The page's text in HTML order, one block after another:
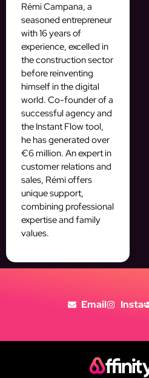
Rémi Campana, a
seasoned entrepreneur
with 16 years of
experience, excelled in
the construction sector
before reinventing
himself in the digital
world. Co-founder of a
successful agency and
the Instant Flow tool,
he has generated over
€6 million. An expert in
customer relations and
sales, Rémi offers
unique support,
combining professional
expertise and family
values.
Email Insta